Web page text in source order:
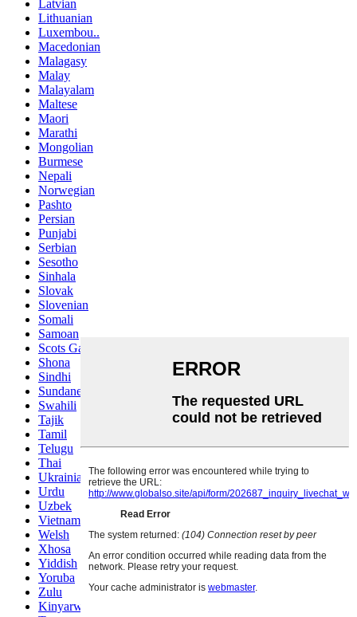
Latvian
Lithuanian
Luxembou..
Macedonian
Malagasy
Malay
Malayalam
Maltese
Maori
Marathi
Mongolian
Burmese
Nepali
Norwegian
Pashto
Persian
Punjabi
Serbian
Sesotho
Sinhala
Slovak
Slovenian
Somali
Samoan
Scots Gaelic
Shona
Sindhi
Sundanese
Swahili
Tajik
Tamil
Telugu
Thai
Ukrainian
Urdu
Uzbek
Vietnamese
Welsh
Xhosa
Yiddish
Yoruba
Zulu
Kinyarwanda